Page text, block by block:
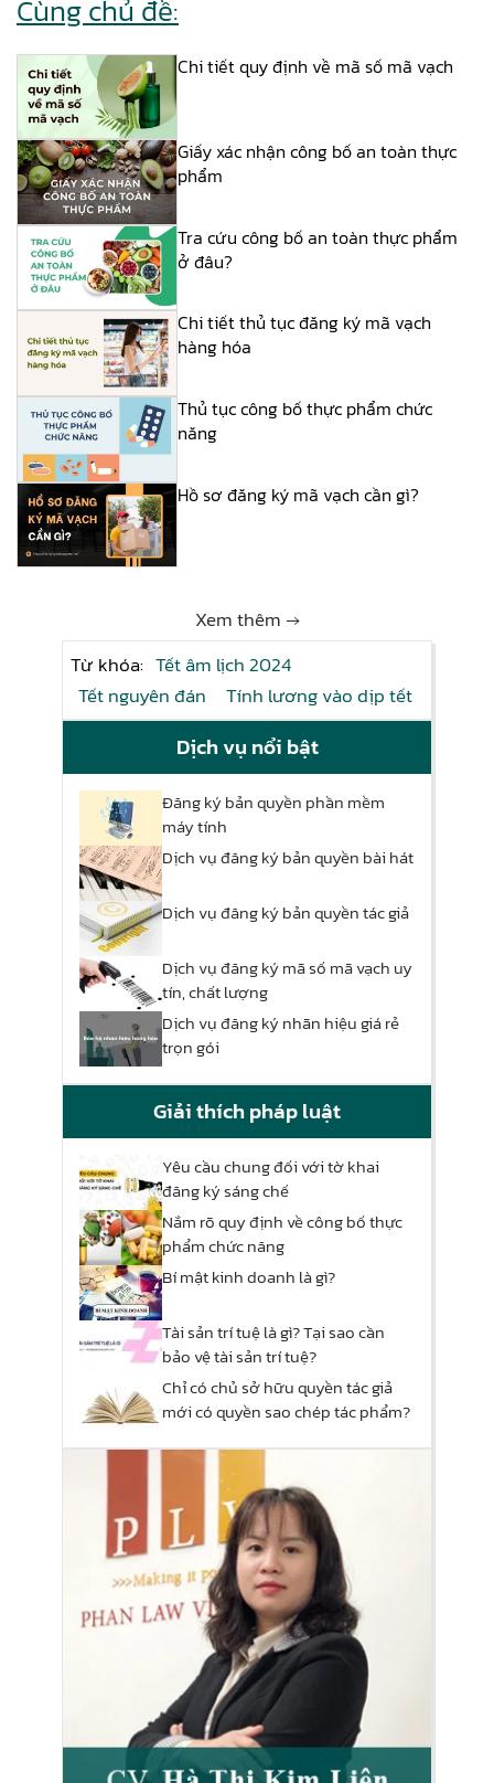
Cùng chủ đề:
Chi tiết quy định về mã số mã vạch
Giấy xác nhận công bố an toàn thực
phẩm
Tra cứu công bố an toàn thực phẩm
ở đâu?
Chi tiết thủ tục đăng ký mã vạch
hàng hóa
Thủ tục công bố thực phẩm chức
năng
Hồ sơ đăng ký mã vạch cần gì?
Xem thêm →
Từ khóa: Tết âm lịch 2024
Tết nguyên đán
Tính lương vào dịp tết
Dịch vụ nổi bật
Đăng ký bản quyền phần mềm
máy tính
Dịch vụ đăng ký bản quyền bài hát
Dịch vụ đăng ký bản quyền tác giả
Dịch vụ đăng ký mã số mã vạch uy
tín, chất lượng
Dịch vụ đăng ký nhãn hiệu giá rẻ
trọn gói
Giải thích pháp luật
Yêu cầu chung đối với tờ khai
đăng ký sáng chế
Nắm rõ quy định về công bố thực
phẩm chức năng
Bí mật kinh doanh là gì?
Tài sản trí tuệ là gì? Tại sao cần
bảo vệ tài sản trí tuệ?
Chỉ có chủ sở hữu quyền tác giả
mới có quyền sao chép tác phẩm?